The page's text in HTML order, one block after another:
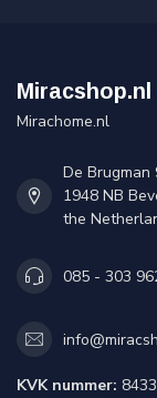
Miracshop.nl
Mirachome.nl
De Brugman
1948 NB
the
085 - 303
KVK nummer: